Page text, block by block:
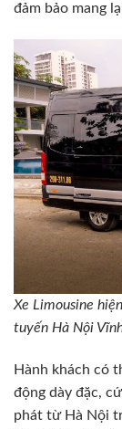
đảm bảo mang
Xe Limousine
tuyến Hà Nội
Hành khách có
động dày đặc,
phát từ Hà Nội